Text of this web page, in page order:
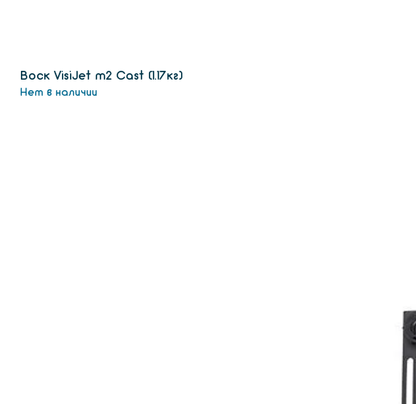
Воск VisiJet m2 Сast (1.17кг)
Нет в наличии